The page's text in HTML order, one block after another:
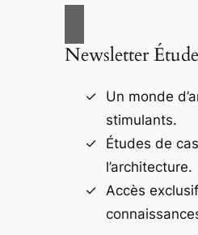
Newsletter
Un monde
stimulants.
Études de
l’architecture.
Accès